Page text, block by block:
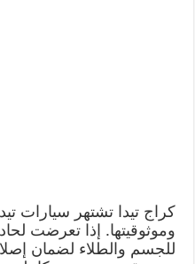
كراج تيدا تشتهر سيارات
وموثوقيتها. إذا تعرضت
للجسم والطلاء لضمان